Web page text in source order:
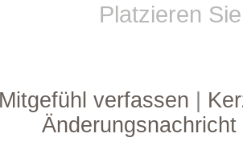
Platzieren
Mitgefühl verfassen